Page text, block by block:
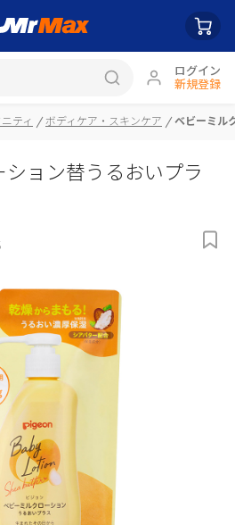
ログイン
新規登録
ティ ボディケア・スキンケア ベビーミル
ョン替うるおいプラ